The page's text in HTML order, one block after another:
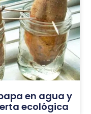
en agua y
ecológica